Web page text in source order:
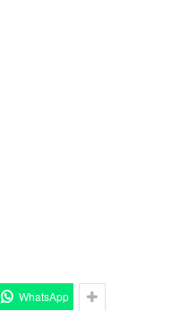
WhatsApp